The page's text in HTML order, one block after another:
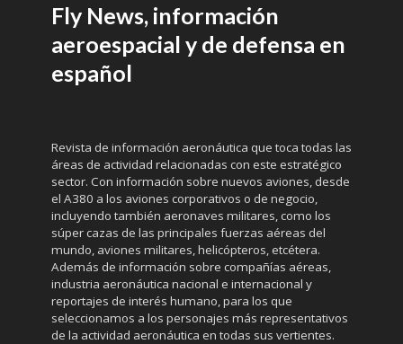
Fly News, información
aeroespacial y de defensa en
español
Revista de información aeronáutica que toca todas las
áreas de actividad relacionadas con este estratégico
sector. Con información sobre nuevos aviones, desde
el A380 a los aviones corporativos o de negocio,
incluyendo también aeronaves militares, como los
súper cazas de las principales fuerzas aéreas del
mundo, aviones militares, helicópteros, etcétera.
Además de información sobre compañías aéreas,
industria aeronáutica nacional e internacional y
reportajes de interés humano, para los que
seleccionamos a los personajes más representativos
de la actividad aeronáutica en todas sus vertientes.